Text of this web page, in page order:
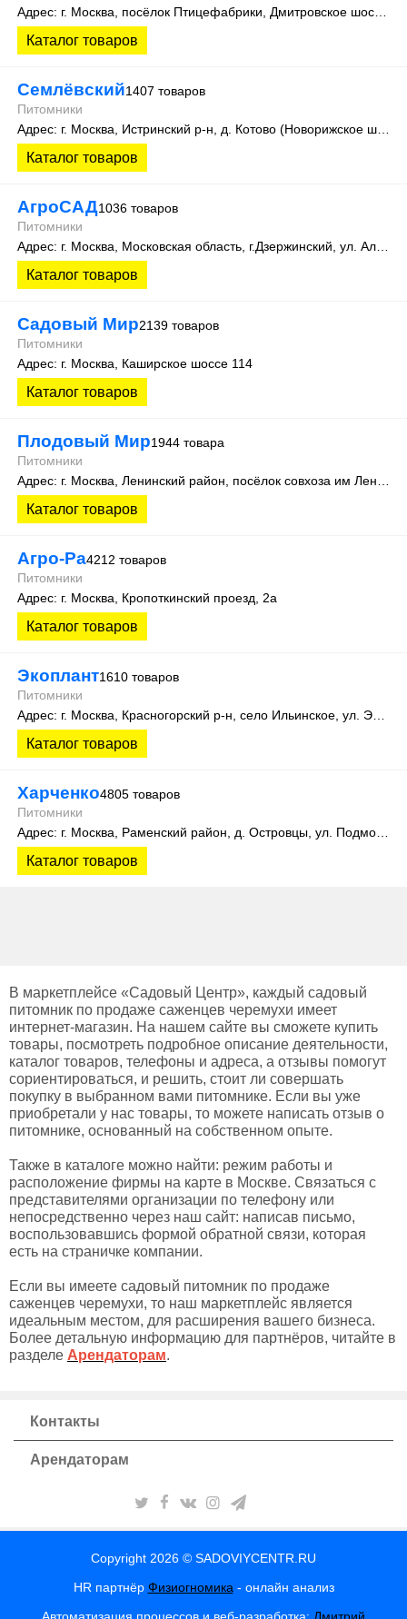
Каталог товаров
Семлёвский1407 товаров
Питомники
Каталог товаров
АгроСАД1036 товаров
Питомники
Каталог товаров
Садовый Мир2139 товаров
Питомники
Адрес: г. Москва, Каширское шоссе 114
Каталог товаров
Плодовый Мир1944 товара
Питомники
Каталог товаров
Агро-Ра4212 товаров
Питомники
Адрес: г. Москва, Кропоткинский проезд, 2а
Каталог товаров
Экоплант1610 товаров
Питомники
Каталог товаров
Харченко4805 товаров
Питомники
Каталог товаров
В маркетплейсе «Садовый Центр», каждый садовый
питомник по продаже саженцев черемухи имеет
интернет-магазин. На нашем сайте вы сможете купить
товары, посмотреть подробное описание деятельности,
каталог товаров, телефоны и адреса, а отзывы помогут
сориентироваться, и решить, стоит ли совершать
покупку в выбранном вами питомнике. Если вы уже
приобретали у нас товары, то можете написать отзыв о
питомнике, основанный на собственном опыте.
Также в каталоге можно найти: режим работы и
расположение фирмы на карте в Москве. Связаться с
представителями организации по телефону или
непосредственно через наш сайт: написав письмо,
воспользовавшись формой обратной связи, которая
есть на страничке компании.
Если вы имеете садовый питомник по продаже
саженцев черемухи, то наш маркетплейс является
идеальным местом, для расширения вашего бизнеса.
Более детальную информацию для партнёров, читайте в
разделе Арендаторам.
Контакты
Арендаторам
Copyright 2026 © SADOVIYCENTR.RU
HR партнёр Физиогномика - онлайн анализ